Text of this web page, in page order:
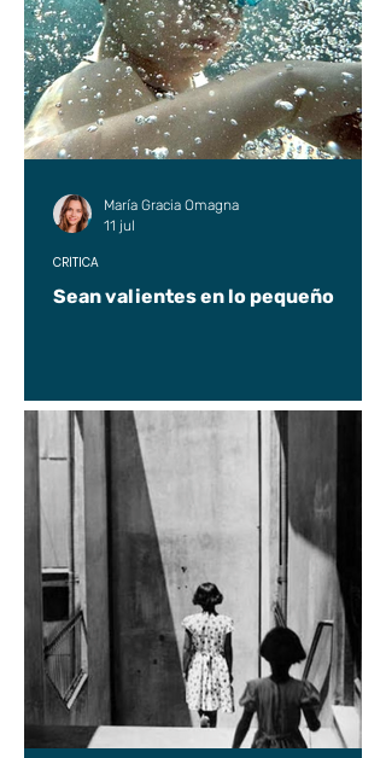
Sean valientes en lo pequeño
CRÍTICA
María Gracia Omagna
11 jul